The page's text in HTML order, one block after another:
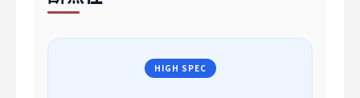
HIGH SPEC